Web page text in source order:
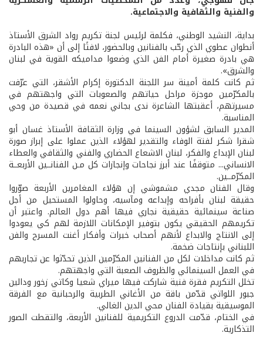
والفنية والثقافية والاجتماعية.
بداية، النشيد الوطني، فكلمة لرئيس لجنة تكريم رواد الشرق الأستاذ
أنطوان عطوي الذي رحّب بالفنانين وبالحضور، لافتًا إلى أن «هذه البادرة
هي بادرة صغيرة أمام الفن الذي وضعوا مداميكه القوية في لبنان
والشرق».
ثم كانت كلمة أمينة سر اللجنة الدكتورة إكرام الأشقر، التي عرّفت
بالمكرّمين موجزة مراحل حياتهم والصعوبات التي واجهتهم في
مسيرتهم، أعقبتها الشاعرة ندى بجاني نعمه في قصيدة من وحي
المناسبة.
المدير السابق لشؤون السينما في وزارة الثقافة الأستاذ غسان أبو
شقرا شكر لفتة الوفاء والتقدير لهؤلاء الذين عملوا على إبراز صورة
لبنان الإبداع والفكر، لبنان الاشعاع الحضاري والفني والثقافي والعطاء
الانساني... متوقفًا عند أبرز نجاحات وإنجازات كل مـن الفنانــين الأربعــة
المكرّمــين.
وقال الفنان مجدي مشموشي إن هؤلاء المغامرين الأربعة صوّروا
حقيقة لبنان بأفراحه وإبداعه ومآسيه، وحاولوا المستحيل من أجل
صناعة سينمائية حقيقية نجاري فيها أهم دول العالم. واعتبر أن
تكريمهم الحقيقي يكون بتوفير الإمكانات اللازمة لهم كي يعودوا
إلى الانتاج والابداع لأنهم أصحاب خبرات وأفكار أغنت المسرح والفن
اللبناني بإنتاجات ضخمة.
ثم كانت مداخلات لكل من الفنانين المكرّمين الذين تحدّثوا عن تجاربهم
في العمل السينمائي والظروف الصعبة التي واجهتهم.
تخلل التكريم فقرة فنية شاركت فيها ميراي شعيا وكاتي زخور ودالين
جبور اللواتي قدّمن باقة من الأغاني الطربية والرحبانية مع الفرقة
الموسيقية بقيادة الفنان محي الدين الغالي.
في الختام، قدّمت الدروع التكريمية للفنانين الأربعة، والتقطت الصور
التذكارية.